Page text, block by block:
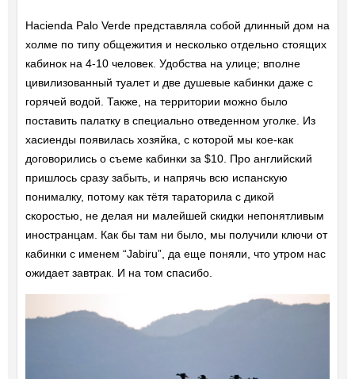
Hacienda Palo Verde представляла собой длинный дом на
холме по типу общежития и несколько отдельно стоящих
кабинок на 4-10 человек. Удобства на улице; вполне
цивилизованный туалет и две душевые кабинки даже с
горячей водой. Также, на территории можно было
поставить палатку в специально отведенном уголке. Из
хасиенды появилась хозяйка, с которой мы кое-как
договорились о съеме кабинки за $10. Про английский
пришлось сразу забыть, и напрячь всю испанскую
понималку, потому как тётя тараторила с дикой
скоростью, не делая ни малейшей скидки непонятливым
иностранцам. Как бы там ни было, мы получили ключи от
кабинки с именем “Jabiru”, да еще поняли, что утром нас
ожидает завтрак. И на том спасибо.